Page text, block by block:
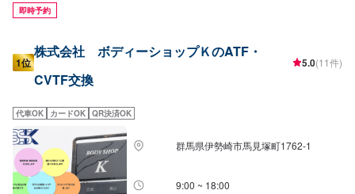
即時予約
1位
株式会社 ボディーショップＫのATF・
CVTF交換
5.0(11件)
代車OK カードOK QR決済OK
群馬県伊勢崎市馬見塚町1762‐1
9:00 ~ 18:00